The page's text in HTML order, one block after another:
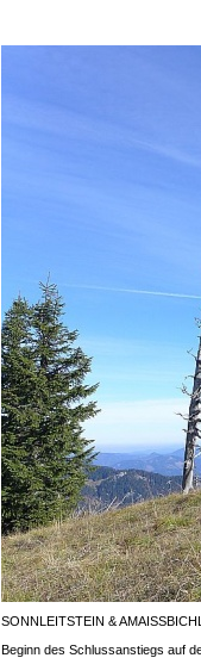
SONNLEITSTEIN & AMAISSBICHL
Beginn des Schlussanstiegs auf